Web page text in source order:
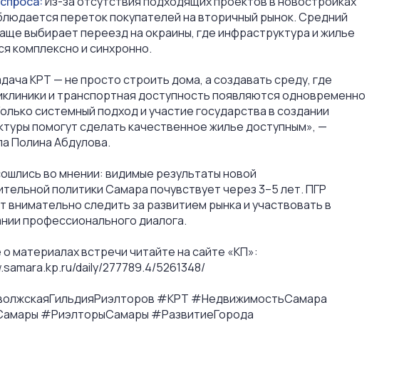
переток покупателей на вторичный рынок. Средний
выбирает переезд на окраины, где инфраструктура и жилье
комплексно и синхронно.
КРТ — не просто строить дома, а создавать среду, где
и транспортная доступность появляются одновременно
системный подход и участие государства в создании
помогут сделать качественное жилье доступным», —
Полина Абдулова.
во мнении: видимые результаты новой
политики Самара почувствует через 3–5 лет. ПГР
внимательно следить за развитием рынка и участвовать в
профессионального диалога.
материалах встречи читайте на сайте «КП»:
daily/277789.4/5261348/
#КРТ #НедвижимостьСамара
#РиэлторыСамары #РазвитиеГорода